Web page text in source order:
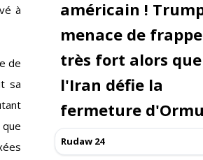
à
de
sa
américain !
menace de
très fort alors que
l'Iran défie la
fermeture
Rudaw 24